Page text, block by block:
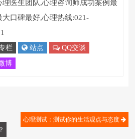
理医生团队,心理咨询师成功案例最
大口碑最好,心理热线:021-
栏 站点 QQ交谈
博
心理测试：测试你的生活观点与态度